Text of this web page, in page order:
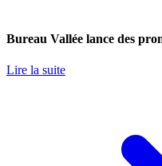
Bureau Vallée lance des
Lire la suite